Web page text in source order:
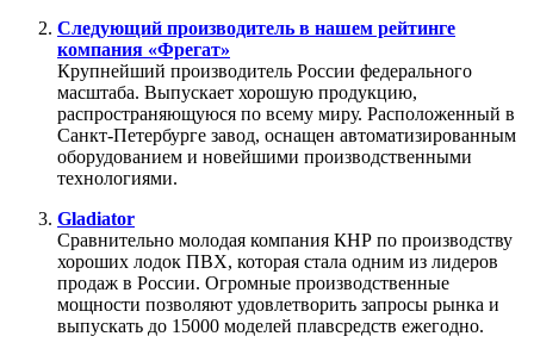
Следующий производитель в нашем рейтинге
компания «Фрегат»
Крупнейший производитель России федерального
масштаба. Выпускает хорошую продукцию,
распространяющуюся по всему миру. Расположенный в
Санкт-Петербурге завод, оснащен автоматизированным
оборудованием и новейшими производственными
технологиями.
Gladiator
Сравнительно молодая компания КНР по производству
хороших лодок ПВХ, которая стала одним из лидеров
продаж в России. Огромные производственные
мощности позволяют удовлетворить запросы рынка и
выпускать до 15000 моделей плавсредств ежегодно.